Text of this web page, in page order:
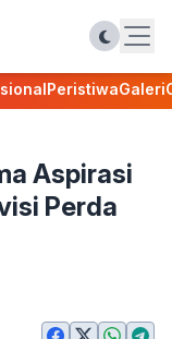
PeristiwaGaleri
Aspirasi
Perda